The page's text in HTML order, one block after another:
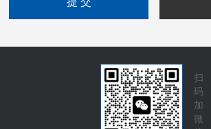
扫
码
加
微